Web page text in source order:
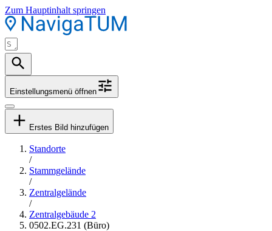
Zum Hauptinhalt springen
Einstellungsmenü öffnen
Erstes Bild hinzufügen
Standorte
/
Stammgelände
/
Zentralgelände
/
Zentralgebäude 2
0502.EG.231 (Büro)